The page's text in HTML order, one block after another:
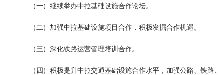
（一）继续举办中拉基础设施合作论坛。
（二）加强中拉基础设施项目合作，积极发掘合作机遇。
（三）深化铁路运营管理培训合作。
（四）积极提升中拉交通基础设施合作水平，加强公路、铁